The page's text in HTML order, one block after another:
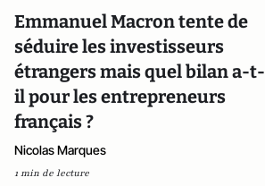
Emmanuel Macron tente de
séduire les investisseurs
étrangers mais quel bilan a-t-
il pour les entrepreneurs
français ?
Nicolas Marques
1 min de lecture